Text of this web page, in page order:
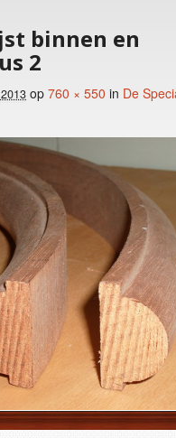
binnen en
2
op 760 × 550 in De